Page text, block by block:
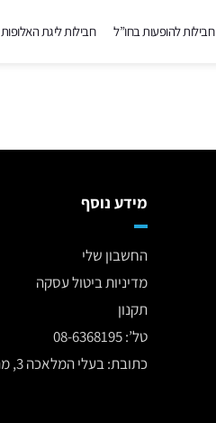
חבילות להופעות בחו”ל חבילות ליגת האלופות
מידע נוסף
החשבון שלי
מדיניות ביטול עסקה
תקנון
טל’: 08-6368195
כתובת: בעלי המלאכה 3, מתחם פריז סנטר, נתיבות